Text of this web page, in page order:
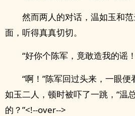
然而两人的对话，温如玉和
面，听得真真切切。
“好你个陈军，竟敢造我的谣
“啊！”陈军回过头来，一眼
如玉二人，顿时被吓了一跳，“温
的？”<!--over-->